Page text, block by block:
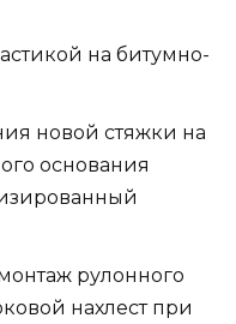
на битумно-
новой стяжки на
основания
рулонного
нахлест при